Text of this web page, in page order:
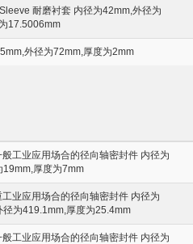
耐磨衬套 内径为42mm,外径为
17.5006mm
外径为72mm,厚度为2mm
工业应用场合的径向轴密封件 内径为
19mm,厚度为7mm
业应用场合的径向轴密封件 内径为
径为419.1mm,厚度为25.4mm
工业应用场合的径向轴密封件 内径为